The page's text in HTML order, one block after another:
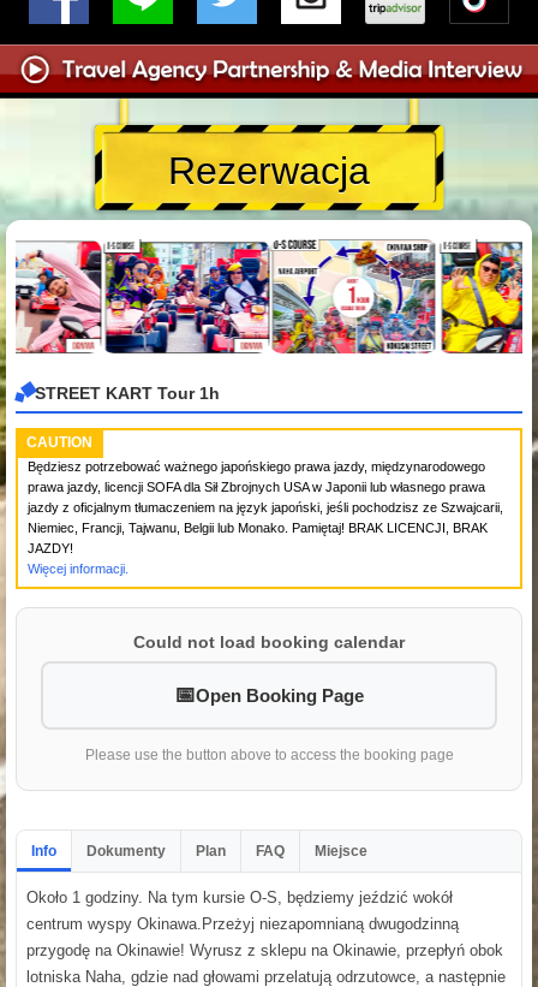
Rezerwacja
STREET KART Tour 1h
CAUTION
Będziesz potrzebować ważnego japońskiego prawa jazdy, międzynarodowego
prawa jazdy, licencji SOFA dla Sił Zbrojnych USA w Japonii lub własnego prawa
jazdy z oficjalnym tłumaczeniem na język japoński, jeśli pochodzisz ze Szwajcarii,
Niemiec, Francji, Tajwanu, Belgii lub Monako. Pamiętaj! BRAK LICENCJI, BRAK
JAZDY!
Więcej informacji.
Could not load booking calendar
Open Booking Page
Please use the button above to access the booking page
Info Dokumenty Plan FAQ Miejsce
Około 1 godziny. Na tym kursie O-S, będziemy jeździć wokół
centrum wyspy Okinawa.Przeżyj niezapomnianą dwugodzinną
przygodę na Okinawie! Wyrusz z sklepu na Okinawie, przepłyń obok
lotniska Naha, gdzie nad głowami przelatują odrzutowce, a następnie